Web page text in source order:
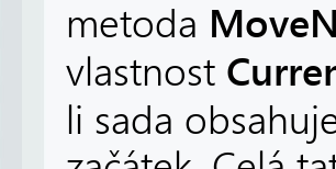
metoda
vlastnost
li sada